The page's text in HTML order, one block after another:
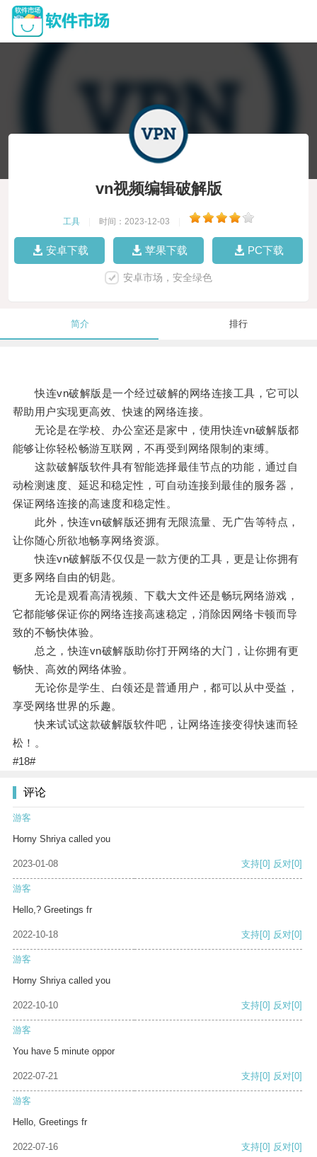
vn视频编辑破解版
工具 时间：2023-12-03
安卓下载 苹果下载 PC下载
安卓市场，安全绿色
简介 排行
快连vn破解版是一个经过破解的网络连接工具，它可以
帮助用户实现更高效、快速的网络连接。
无论是在学校、办公室还是家中，使用快连vn破解版都
能够让你轻松畅游互联网，不再受到网络限制的束缚。
这款破解版软件具有智能选择最佳节点的功能，通过自
动检测速度、延迟和稳定性，可自动连接到最佳的服务器，
保证网络连接的高速度和稳定性。
此外，快连vn破解版还拥有无限流量、无广告等特点，
让你随心所欲地畅享网络资源。
快连vn破解版不仅仅是一款方便的工具，更是让你拥有
更多网络自由的钥匙。
无论是观看高清视频、下载大文件还是畅玩网络游戏，
它都能够保证你的网络连接高速稳定，消除因网络卡顿而导
致的不畅快体验。
总之，快连vn破解版助你打开网络的大门，让你拥有更
畅快、高效的网络体验。
无论你是学生、白领还是普通用户，都可以从中受益，
享受网络世界的乐趣。
快来试试这款破解版软件吧，让网络连接变得快速而轻
松！。
#18#
评论
游客
Horny Shriya called you
2023-01-08 支持[0] 反对[0]
游客
Hello,? Greetings fr
2022-10-18 支持[0] 反对[0]
游客
Horny Shriya called you
2022-10-10 支持[0] 反对[0]
游客
You have 5 minute oppor
2022-07-21 支持[0] 反对[0]
游客
Hello, Greetings fr
2022-07-16 支持[0] 反对[0]